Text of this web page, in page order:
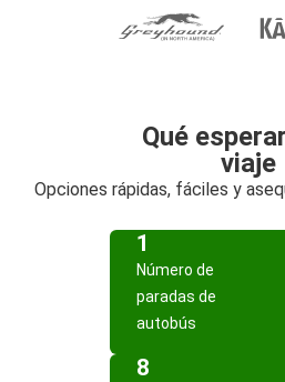
Qué
viaje
Opciones rápidas, fáciles y
1
Número de
paradas de
autobús
8